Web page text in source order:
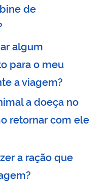
de
algum
para o meu
a viagem?
a doeça no
retornar com ele
a ração que